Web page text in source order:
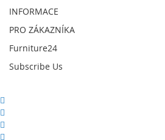
INFORMACE
PRO ZÁKAZNÍKA
Furniture24
Subscribe Us